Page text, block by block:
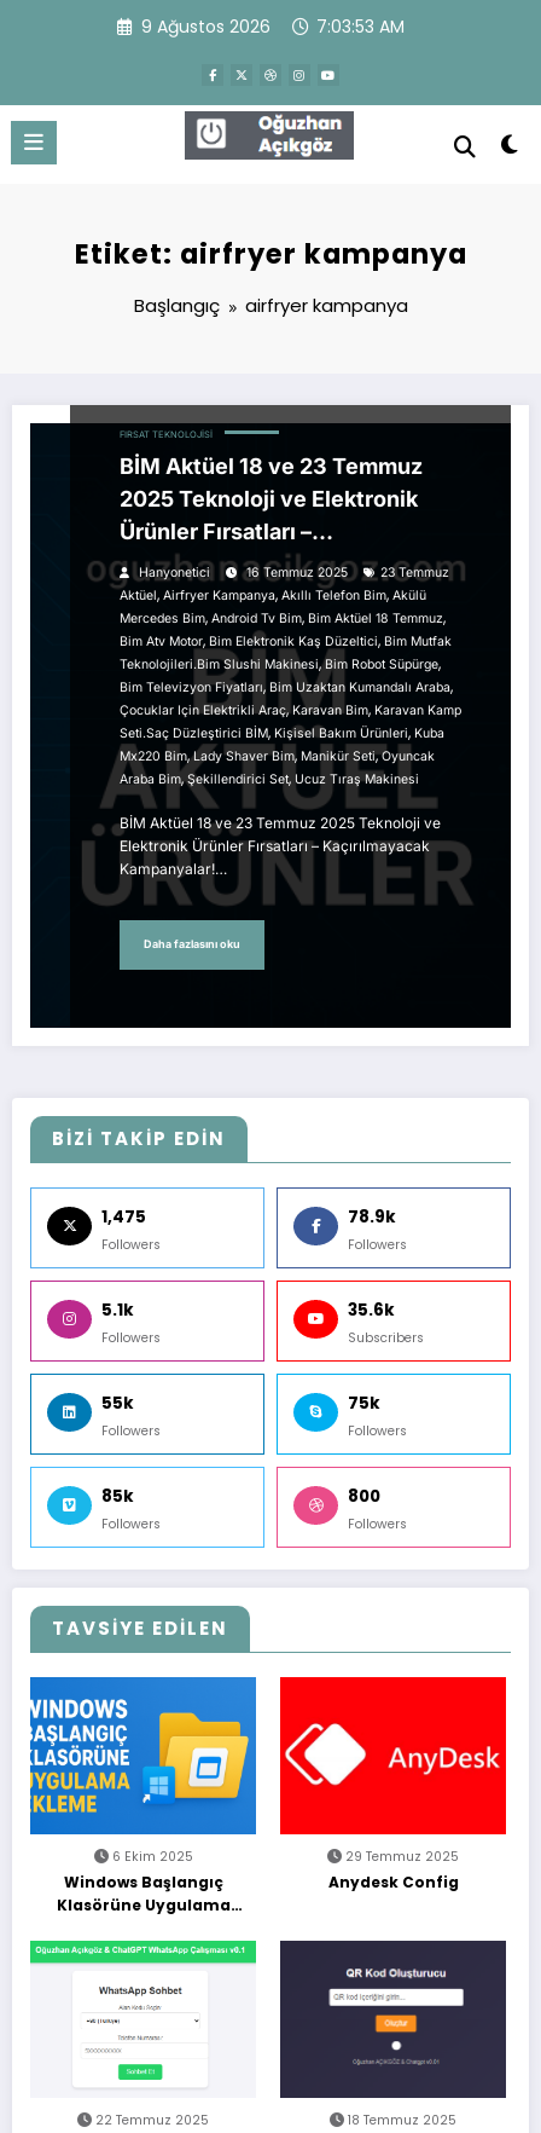
9 Ağustos 2026 7:03:53 AM
Etiket: airfryer kampanya
Başlangıç airfryer kampanya
FIRSAT TEKNOLOJISI
BİM Aktüel 18 ve 23 Temmuz
2025 Teknoloji ve Elektronik
Ürünler Fırsatları –
Kaçırılmayacak Kampanyalar!
Hanyonetici 16 Temmuz 2025
23 Temmuz
Aktüel, Airfryer Kampanya, Akıllı Telefon Bim, Akülü
Mercedes Bim, Android Tv Bim, Bim Aktüel 18 Temmuz,
Bim Atv Motor, Bim Elektronik Kaş Düzeltici, Bim Mutfak
Teknolojileri.bim Slushi Makinesi,Bim Robot Süpürge,
Bim Televizyon Fiyatları, Bim Uzaktan Kumandalı Araba,
Çocuklar Için Elektrikli Araç,Karavan Bim, Karavan Kamp
Seti.saç Düzleştirici BİM, Kişisel Bakım Ürünleri, Kuba
Mx220 Bim,Lady Shaver Bim, Manikür Seti,Oyuncak
Araba Bim,Şekillendirici Set, Ucuz Tıraş Makinesi
BİM Aktüel 18 ve 23 Temmuz 2025 Teknoloji ve
Elektronik Ürünler Fırsatları – Kaçırılmayacak
Kampanyalar!…
Daha fazlasını oku
BİZİ TAKİP EDİN
1,475
Followers
78.9k
Followers
5.1k
Followers
35.6k
Subscribers
55k
Followers
75k
Followers
85k
Followers
800
Followers
TAVSİYE EDİLEN
6 Ekim 2025
Windows Başlangıç
Klasörüne Uygulama
Rehber)
29 Temmuz 2025
Anydesk Config
22 Temmuz 2025 18 Temmuz 2025